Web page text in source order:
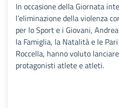
In occasione della Giornata
l’eliminazione della violenza
per lo Sport e i Giovani,
la Famiglia, la Natalità e le
Roccella, hanno voluto
protagonisti atlete e atleti.